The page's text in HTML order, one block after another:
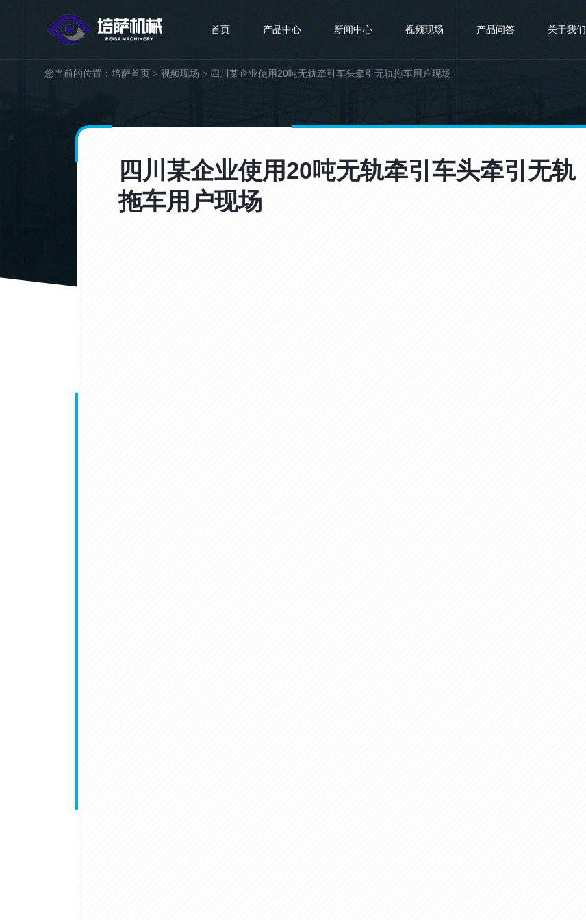
首页 产品中心 新闻中心 视频现场 产品问答 关于我们
您当前的位置： 培萨首页 > 视频现场 > 四川某企业使用20吨无轨牵引车头牵引无轨拖车用户现场
四川某企业使用20吨无轨牵引车头牵引无轨
拖车用户现场